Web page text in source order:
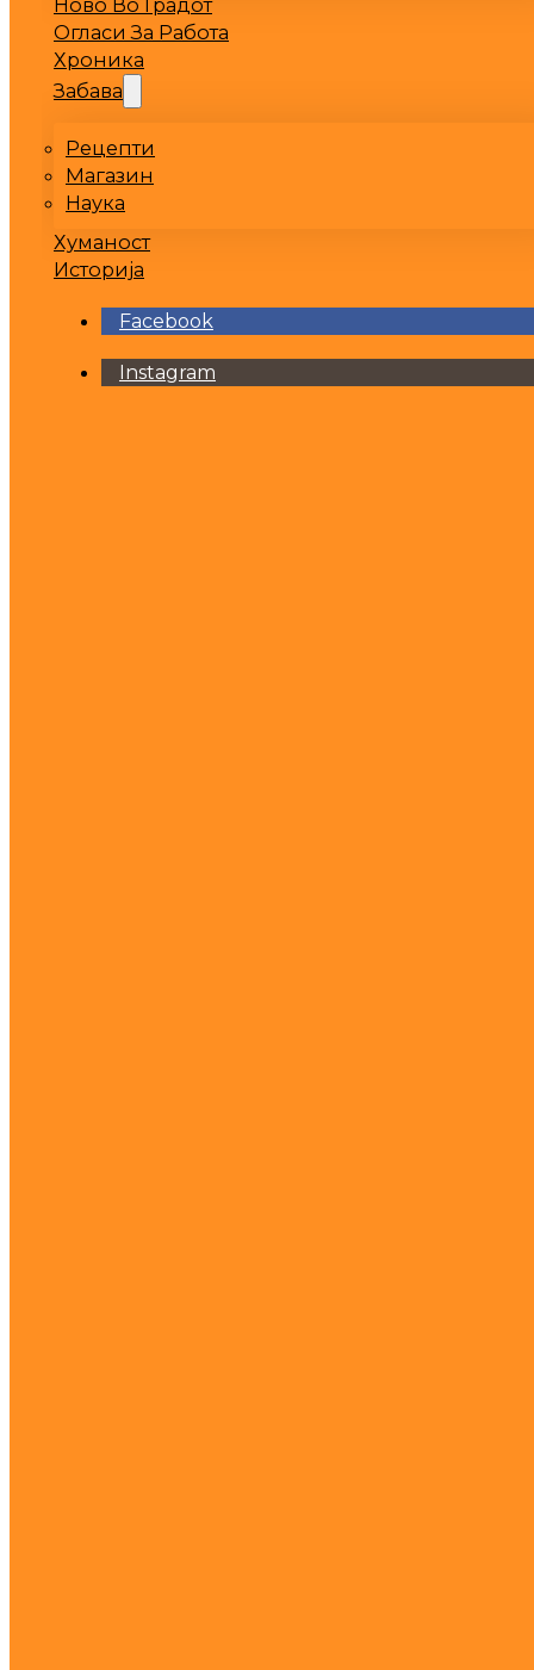
Огласи За Работа
Хроника
Забава
Рецепти
Магазин
Наука
Хуманост
Историја
Facebook
Instagram